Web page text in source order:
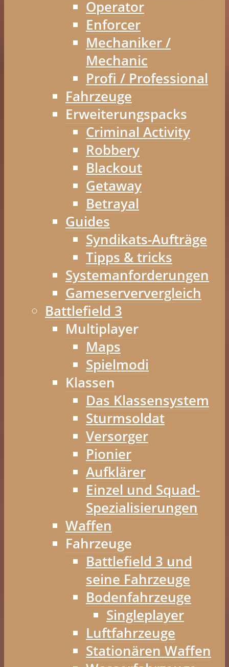
Operator
Enforcer
Mechaniker /
Mechanic
Profi / Professional
Fahrzeuge
Erweiterungspacks
Criminal Activity
Robbery
Blackout
Getaway
Betrayal
Guides
Syndikats-Aufträge
Tipps & tricks
Systemanforderungen
Gameserververgleich
Battlefield 3
Multiplayer
Maps
Spielmodi
Klassen
Das Klassensystem
Sturmsoldat
Versorger
Pionier
Aufklärer
Einzel und Squad-
Spezialisierungen
Waffen
Fahrzeuge
Battlefield 3 und
seine Fahrzeuge
Bodenfahrzeuge
Singleplayer
Luftfahrzeuge
Stationären Waffen